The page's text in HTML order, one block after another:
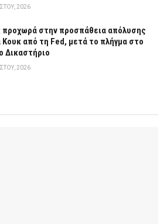
2026
προχωρά στην προσπάθεια απόλυσης
Κουκ από τη Fed, μετά το πλήγμα στο
Δικαστήριο
2026